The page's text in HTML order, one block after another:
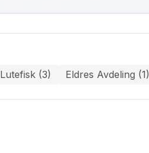
Lutefisk (3) Eldres Avdeling (1)